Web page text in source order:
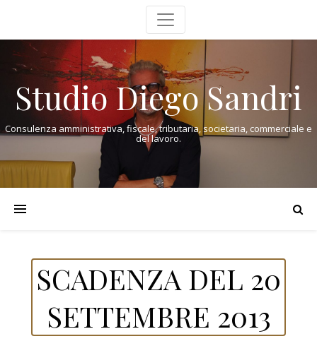
Studio Diego Sandri
Consulenza amministrativa, fiscale, tributaria, societaria, commerciale e
del lavoro.
SCADENZA DEL 20
SETTEMBRE 2013